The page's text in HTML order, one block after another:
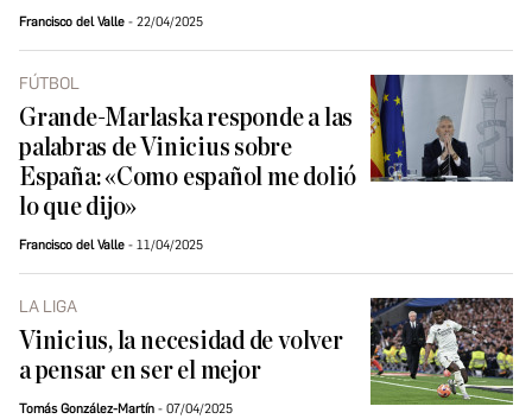
Francisco del Valle 22/04/2025
FÚTBOL
Grande-Marlaska responde a las
palabras de Vinicius sobre
España: «Como español me dolió
lo que dijo»
Francisco del Valle 11/04/2025
LA LIGA
Vinicius, la necesidad de volver
a pensar en ser el mejor
Tomás González-Martín 07/04/2025